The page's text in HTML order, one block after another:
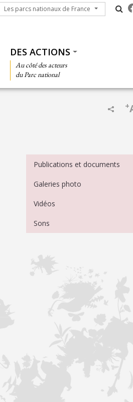
Les parcs nationaux de France
Les parcs nationaux de France
DES ACTIONS
Au côté des acteurs
du Parc national
+
Menu
Publications et documents
Galeries photo
Vidéos
Sons